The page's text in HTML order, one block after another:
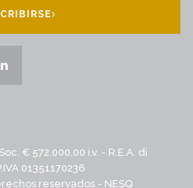
€ 572.000,00 i.v. - R.E.A. di
01351170236
reservados - NESQ